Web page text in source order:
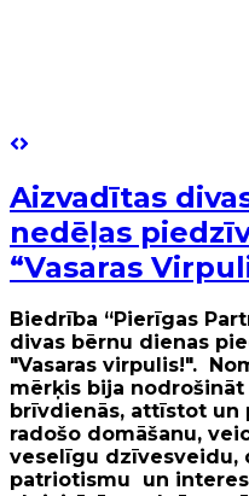
Aizvadītas
nedēļas
“Vasaras
Biedrība “Pierīgas
divas bērnu dienas
"Vasaras virpulis!".
mērķis bija nodrošināt
brīvdienās, attīstot
radošo domāšanu,
veselīgu dzīvesveidu,
patriotismu un